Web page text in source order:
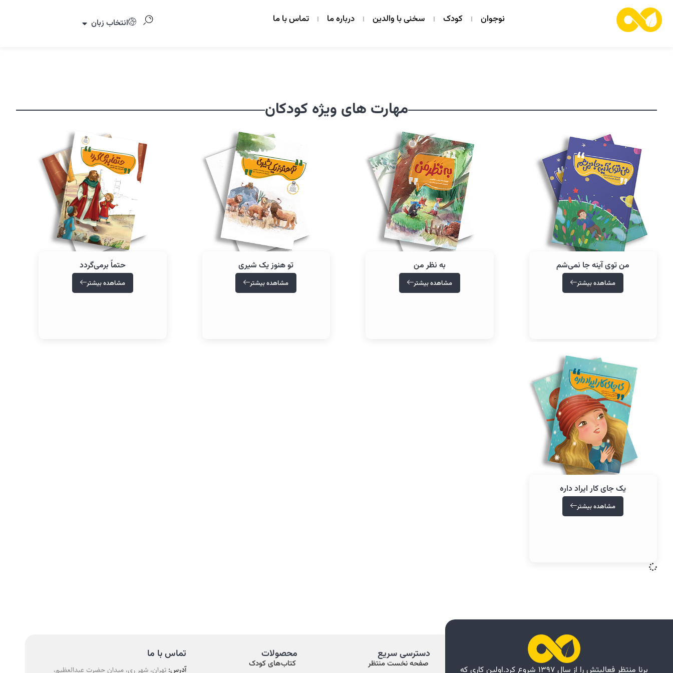
نوجوان کودک سخنی با والدین درباره ما تماس با ما انتخاب زبان
مهارت های ویژه کودکان
من توی آینه جا نمی‌شم
مشاهده بیشتر
به نظر من
مشاهده بیشتر
تو هنوز یک شیری
مشاهده بیشتر
حتماً برمی‌گردد
مشاهده بیشتر
یک جای کار ایراد داره
مشاهده بیشتر
برنا منتظر فعالیتش را از سال ۱۳۹۷ شروع کرد.اولین کاری که
دسترسی سریع
صفحه نخست منتظر
محصولات
کتاب‌های کودک
تماس با ما
آدرس: تهران، شهر ری، میدان حضرت عبدالعظیم،